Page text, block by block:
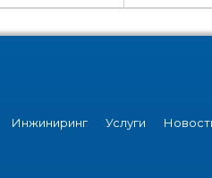
Инжиниринг Услуги